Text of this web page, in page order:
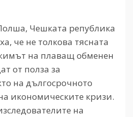
Чешката република
че не толкова тясната
на плаващ обменен
от полза за
на дългосрочното
икономическите кризи.
на